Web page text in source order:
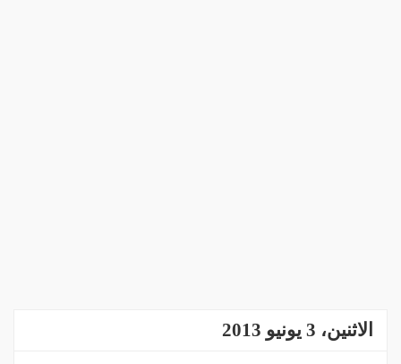
الاثنين، 3 يونيو 2013